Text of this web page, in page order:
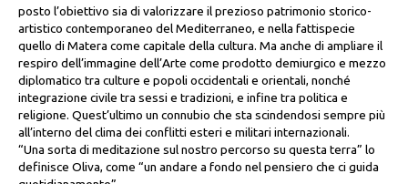
posto l’obiettivo sia di valorizzare il prezioso patrimonio storico-
artistico contemporaneo del Mediterraneo, e nella fattispecie
quello di Matera come capitale della cultura. Ma anche di ampliare il
respiro dell’immagine dell’Arte come prodotto demiurgico e mezzo
diplomatico tra culture e popoli occidentali e orientali, nonché
integrazione civile tra sessi e tradizioni, e infine tra politica e
religione. Quest’ultimo un connubio che sta scindendosi sempre più
all’interno del clima dei conflitti esteri e militari internazionali.
“Una sorta di meditazione sul nostro percorso su questa terra” lo
definisce Oliva, come “un andare a fondo nel pensiero che ci guida